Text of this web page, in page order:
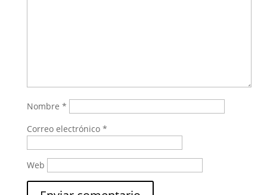
Nombre *
Correo electrónico *
Web